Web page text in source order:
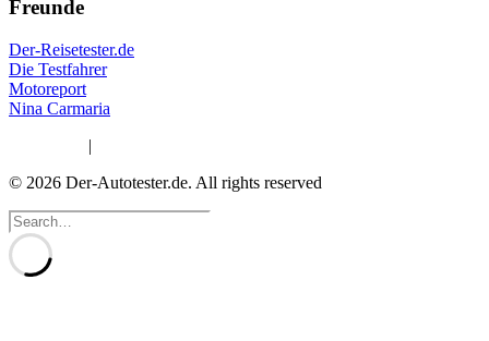
Freunde
Der-Reisetester.de
Die Testfahrer
Motoreport
Nina Carmaria
|
© 2026 Der-Autotester.de. All rights reserved